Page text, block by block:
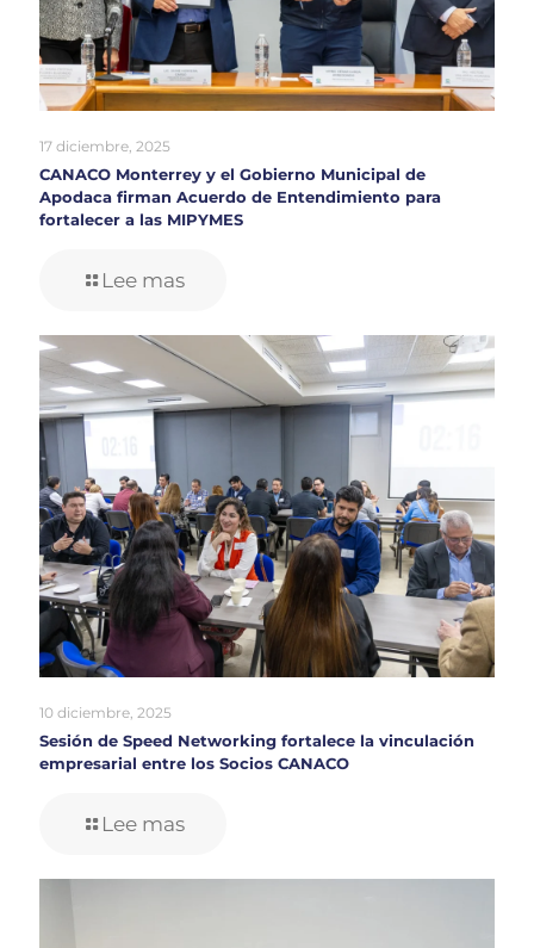
17 diciembre, 2025
CANACO Monterrey y el Gobierno Municipal de
Apodaca firman Acuerdo de Entendimiento para
fortalecer a las MIPYMES
Lee mas
10 diciembre, 2025
Sesión de Speed Networking fortalece la vinculación
empresarial entre los Socios CANACO
Lee mas